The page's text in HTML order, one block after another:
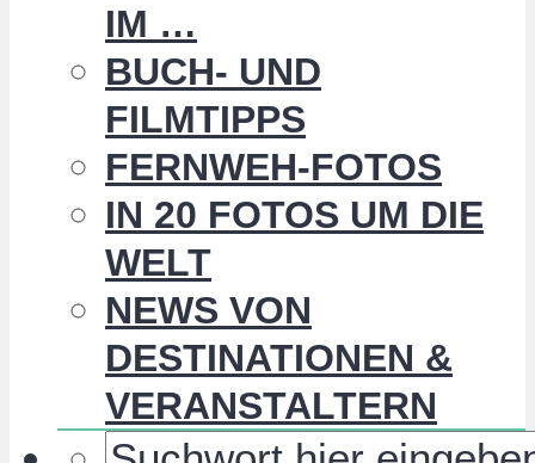
IM …
BUCH- UND
FILMTIPPS
FERNWEH-FOTOS
IN 20 FOTOS UM DIE
WELT
NEWS VON
DESTINATIONEN &
VERANSTALTERN